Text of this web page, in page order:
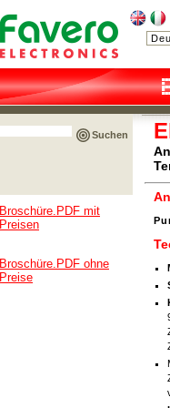
Suchen
Broschüre.PDF mit
Preisen
Broschüre.PDF ohne
Preise